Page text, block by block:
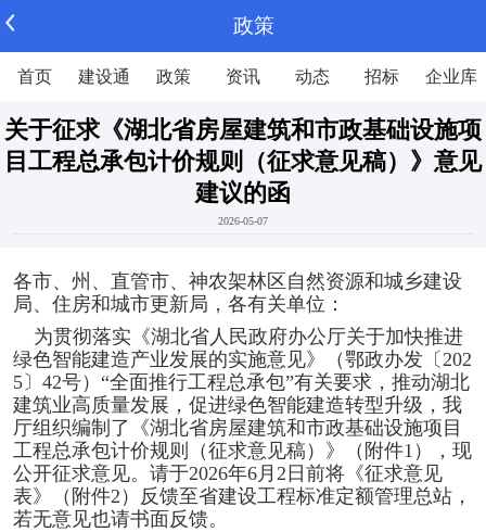
政策
首页 建设通 政策 资讯 动态 招标 企业库
关于征求《湖北省房屋建筑和市政基础设施项
目工程总承包计价规则（征求意见稿）》意见
建议的函
2026-05-07
各市、州、直管市、神农架林区自然资源和城乡建设
局、住房和城市更新局，各有关单位：
为贯彻落实《湖北省人民政府办公厅关于加快推进
绿色智能建造产业发展的实施意见》（鄂政办发〔202
5〕42号）“全面推行工程总承包”有关要求，推动湖北
建筑业高质量发展，促进绿色智能建造转型升级，我
厅组织编制了《湖北省房屋建筑和市政基础设施项目
工程总承包计价规则（征求意见稿）》（附件1），现
公开征求意见。请于2026年6月2日前将《征求意见
表》（附件2）反馈至省建设工程标准定额管理总站，
若无意见也请书面反馈。